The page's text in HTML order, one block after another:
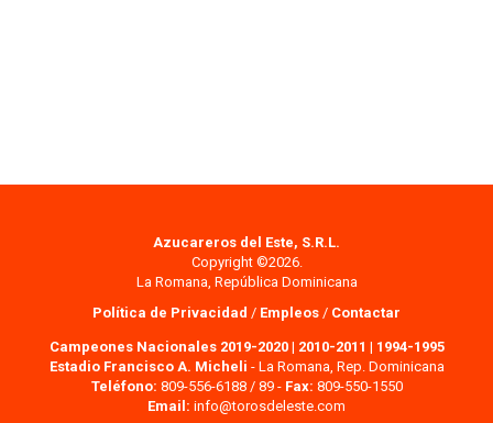
Azucareros del Este, S.R.L.
Copyright ©2026.
La Romana, República Dominicana
Política de Privacidad / Empleos / Contactar
Campeones Nacionales 2019-2020| 2010-2011 | 1994-1995
Estadio Francisco A. Micheli - La Romana, Rep. Dominicana
Teléfono: 809-556-6188 / 89 - Fax: 809-550-1550
Email: info@torosdeleste.com